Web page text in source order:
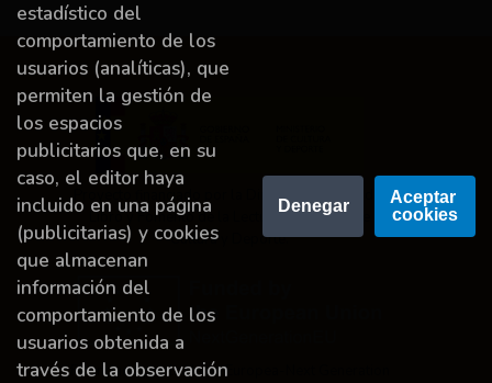
Proyecto financiado por la Dirección General del
Libro y Fomento de la Lectura, Ministerio de
Cultura y Deporte.
Financiado por la Unión Europea-Next Generation
estadístico del
comportamiento de los
usuarios (analíticas), que
permiten la gestión de
los espacios
publicitarios que, en su
caso, el editor haya
incluido en una página
(publicitarias) y cookies
que almacenan
información del
comportamiento de los
usuarios obtenida a
través de la observación
Denegar
Aceptar
cookies